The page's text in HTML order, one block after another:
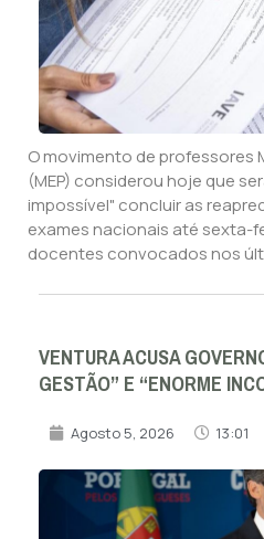
O movimento de professores
(MEP) considerou hoje que
impossível" concluir as
exames nacionais até sexta-
docentes convocados nos
VENTURA ACUSA
GESTÃO” E “ENORME
Agosto 5, 2026 13:01